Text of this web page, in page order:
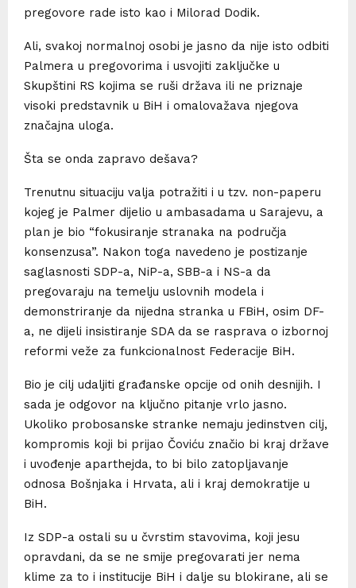
pregovore rade isto kao i Milorad Dodik.
Ali, svakoj normalnoj osobi je jasno da nije isto odbiti
Palmera u pregovorima i usvojiti zaključke u
Skupštini RS kojima se ruši država ili ne priznaje
visoki predstavnik u BiH i omalovažava njegova
značajna uloga.
Šta se onda zapravo dešava?
Trenutnu situaciju valja potražiti i u tzv. non-paperu
kojeg je Palmer dijelio u ambasadama u Sarajevu, a
plan je bio “fokusiranje stranaka na područja
konsenzusa”. Nakon toga navedeno je postizanje
saglasnosti SDP-a, NiP-a, SBB-a i NS-a da
pregovaraju na temelju uslovnih modela i
demonstriranje da nijedna stranka u FBiH, osim DF-
a, ne dijeli insistiranje SDA da se rasprava o izbornoj
reformi veže za funkcionalnost Federacije BiH.
Bio je cilj udaljiti građanske opcije od onih desnijih. I
sada je odgovor na ključno pitanje vrlo jasno.
Ukoliko probosanske stranke nemaju jedinstven cilj,
kompromis koji bi prijao Čoviću značio bi kraj države
i uvođenje aparthejda, to bi bilo zatopljavanje
odnosa Bošnjaka i Hrvata, ali i kraj demokratije u
BiH.
Iz SDP-a ostali su u čvrstim stavovima, koji jesu
opravdani, da se ne smije pregovarati jer nema
klime za to i institucije BiH i dalje su blokirane, ali se